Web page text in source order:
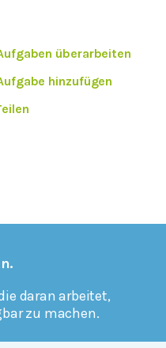
überarbeiten
hinzufügen
daran arbeitet,
zu machen.